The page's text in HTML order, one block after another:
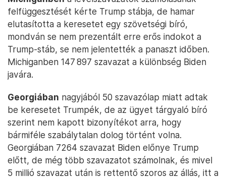
felfüggesztését kérte Trump stábja, de hamar
elutasította a keresetet egy szövetségi bíró,
mondván se nem prezentált erre erős indokot a
Trump-stáb, se nem jelentették a panaszt időben.
Michiganben 147 897 szavazat a különbség Biden
javára.
Georgiában nagyjából 50 szavazólap miatt adtak
be keresetet Trumpék, de az ügyet tárgyaló bíró
szerint nem kapott bizonyítékot arra, hogy
bármiféle szabálytalan dolog történt volna.
Georgiában 7264 szavazat Biden előnye Trump
előtt, de még több szavazatot számolnak, és mivel
5 millió szavazat után is rettentő szoros az állás, itt a